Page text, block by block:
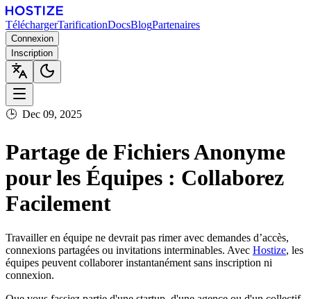
TéléchargerTarificationDocsBlogPartenaires
Connexion
Inscription
🕒 Dec 09, 2025
Partage de Fichiers Anonyme
pour les Équipes : Collaborez
Facilement
Travailler en équipe ne devrait pas rimer avec demandes d’accès,
connexions partagées ou invitations interminables. Avec Hostize, les
équipes peuvent collaborer instantanément sans inscription ni
connexion.